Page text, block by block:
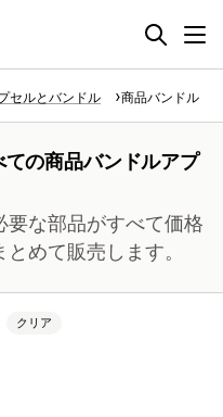
セルとバンドル 商品バンドル
の商品バンドルアプ
な部品がすべて価格
めて販売します。
クリア